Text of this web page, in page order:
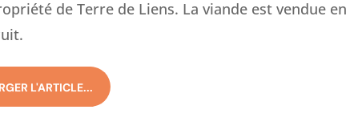
de Terre de Liens. La viande est vendue en
L'ARTICLE...